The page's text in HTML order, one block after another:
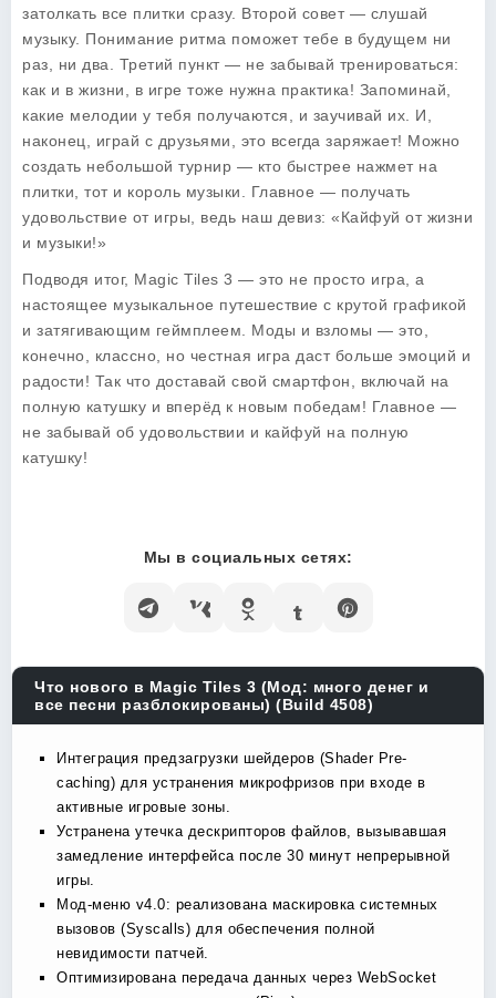
затолкать все плитки сразу. Второй совет — слушай
музыку. Понимание ритма поможет тебе в будущем ни
раз, ни два. Третий пункт — не забывай тренироваться:
как и в жизни, в игре тоже нужна практика! Запоминай,
какие мелодии у тебя получаются, и заучивай их. И,
наконец, играй с друзьями, это всегда заряжает! Можно
создать небольшой турнир — кто быстрее нажмет на
плитки, тот и король музыки. Главное — получать
удовольствие от игры, ведь наш девиз: «Кайфуй от жизни
и музыки!»
Подводя итог, Magic Tiles 3 — это не просто игра, а
настоящее музыкальное путешествие с крутой графикой
и затягивающим геймплеем. Моды и взломы — это,
конечно, классно, но честная игра даст больше эмоций и
радости! Так что доставай свой смартфон, включай на
полную катушку и вперёд к новым победам! Главное —
не забывай об удовольствии и кайфуй на полную
катушку!
Мы в социальных сетях:
Что нового в Magic Tiles 3 (Мод: много денег и
все песни разблокированы) (Build 4508)
Интеграция предзагрузки шейдеров (Shader Pre-
caching) для устранения микрофризов при входе в
активные игровые зоны.
Устранена утечка дескрипторов файлов, вызывавшая
замедление интерфейса после 30 минут непрерывной
игры.
Мод-меню v4.0: реализована маскировка системных
вызовов (Syscalls) для обеспечения полной
невидимости патчей.
Оптимизирована передача данных через WebSocket